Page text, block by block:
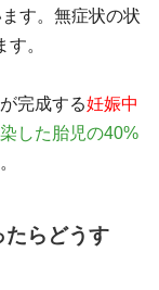
す。無症状の状
。
完成する妊娠中
した胎児の40%
たらどうす